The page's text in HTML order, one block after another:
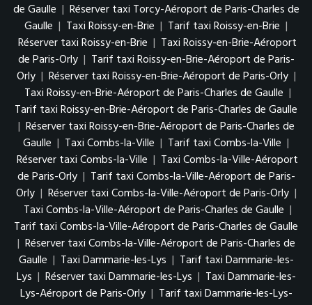
de Gaulle | Réserver taxi Torcy-Aéroport de Paris-Charles de
Gaulle | Taxi Roissy-en-Brie | Tarif taxi Roissy-en-Brie |
Réserver taxi Roissy-en-Brie | Taxi Roissy-en-Brie-Aéroport
de Paris-Orly | Tarif taxi Roissy-en-Brie-Aéroport de Paris-
Orly | Réserver taxi Roissy-en-Brie-Aéroport de Paris-Orly |
Taxi Roissy-en-Brie-Aéroport de Paris-Charles de Gaulle |
Tarif taxi Roissy-en-Brie-Aéroport de Paris-Charles de Gaulle
| Réserver taxi Roissy-en-Brie-Aéroport de Paris-Charles de
Gaulle | Taxi Combs-la-Ville | Tarif taxi Combs-la-Ville |
Réserver taxi Combs-la-Ville | Taxi Combs-la-Ville-Aéroport
de Paris-Orly | Tarif taxi Combs-la-Ville-Aéroport de Paris-
Orly | Réserver taxi Combs-la-Ville-Aéroport de Paris-Orly |
Taxi Combs-la-Ville-Aéroport de Paris-Charles de Gaulle |
Tarif taxi Combs-la-Ville-Aéroport de Paris-Charles de Gaulle
| Réserver taxi Combs-la-Ville-Aéroport de Paris-Charles de
Gaulle | Taxi Dammarie-les-Lys | Tarif taxi Dammarie-les-
Lys | Réserver taxi Dammarie-les-Lys | Taxi Dammarie-les-
Lys-Aéroport de Paris-Orly | Tarif taxi Dammarie-les-Lys-